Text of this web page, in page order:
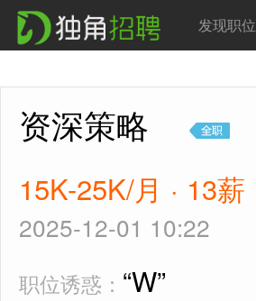
发现职位
资深策略
15K-25K/月 · 13薪
2025-12-01 10:22
职位诱惑： “W”